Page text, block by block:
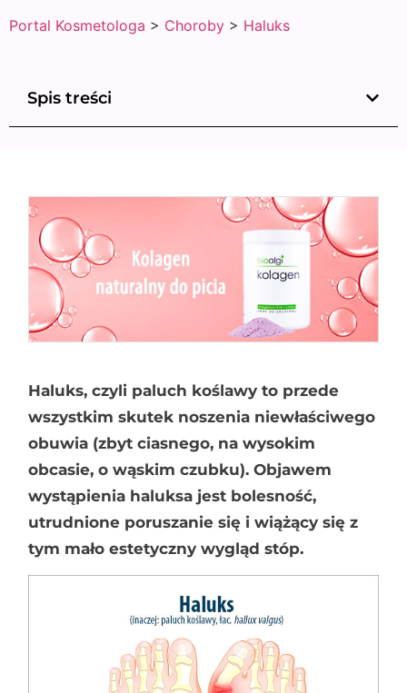
Portal Kosmetologa > Choroby > Haluks
Spis treści
Haluks, czyli paluch koślawy to przede
wszystkim skutek noszenia niewłaściwego
obuwia (zbyt ciasnego, na wysokim
obcasie, o wąskim czubku). Objawem
wystąpienia haluksa jest bolesność,
utrudnione poruszanie się i wiążący się z
tym mało estetyczny wygląd stóp.